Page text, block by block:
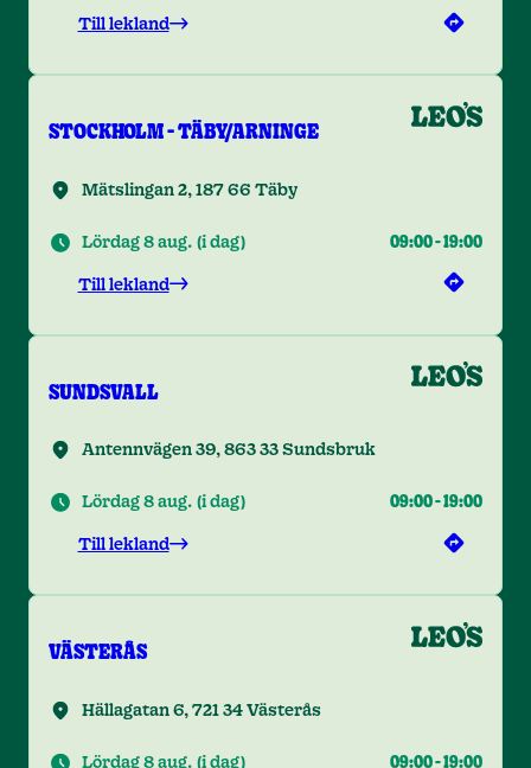
Till lekland
STOCKHOLM - TÄBY/ARNINGE
Mätslingan 2, 187 66 Täby
Lördag 8 aug. (i dag) 09:00-19:00
Till lekland
SUNDSVALL
Antennvägen 39, 863 33 Sundsbruk
Lördag 8 aug. (i dag) 09:00-19:00
Till lekland
VÄSTERÅS
Hällagatan 6, 721 34 Västerås
Lördag 8 aug. (i dag) 09:00-19:00